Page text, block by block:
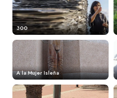
300
A la Mujer Isleña